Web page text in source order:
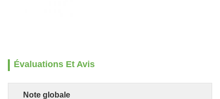
Évaluations Et Avis
Note globale